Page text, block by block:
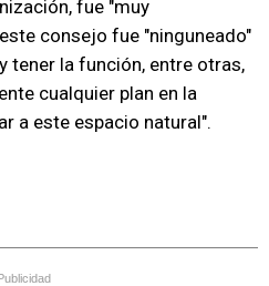
fue "muy
consejo fue "ninguneado"
tener la función, entre otras,
cualquier plan en la
a este espacio natural".